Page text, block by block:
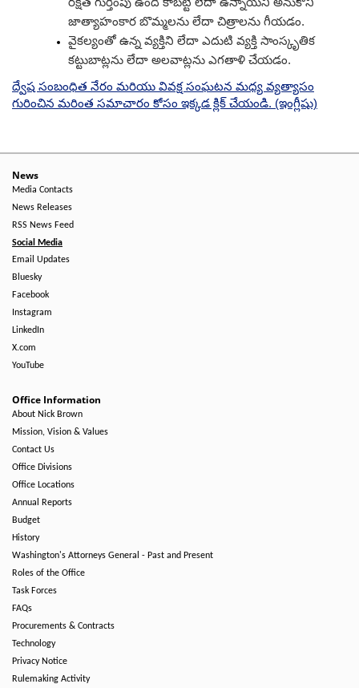
జాత్యాహంకార బొమ్మలను లేదా చిత్రాలను గీయడం.
వైకల్యంతో ఉన్న వ్యక్తిని లేదా ఎదుటి వ్యక్తి సాంస్కృతిక
కట్టుబాట్లను లేదా అలవాట్లను ఎగతాళి చేయడం.
ద్వేష సంబంధిత నేరం మరియు వివక్ష సంఘటన మధ్య వ్యత్యాసం
గురించిన మరింత సమాచారం కోసం ఇక్కడ క్లిక్ చేయండి. (ఇంగ్లీషు)
News
Media Contacts
News Releases
RSS News Feed
Social Media
Email Updates
Bluesky
Facebook
Instagram
LinkedIn
X.com
YouTube
Office Information
About Nick Brown
Mission, Vision & Values
Contact Us
Office Divisions
Office Locations
Annual Reports
Budget
History
Washington's Attorneys General - Past and Present
Roles of the Office
Task Forces
FAQs
Procurements & Contracts
Technology
Privacy Notice
Rulemaking Activity